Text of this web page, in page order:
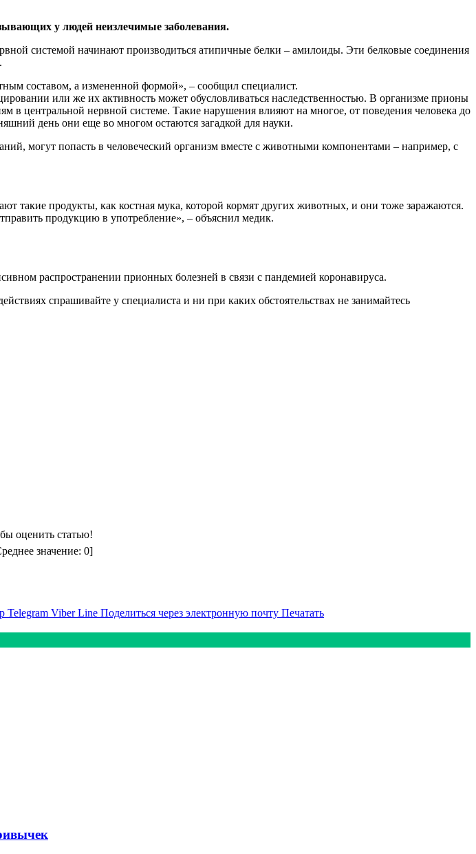
у людей неизлечимые заболевания.
системой начинают производиться атипичные белки – амилоиды. Эти белковые соединения
составом, а измененной формой», – сообщил специалист.
или же их активность может обусловливаться наследственностью. В организме прионы
в центральной нервной системе. Такие нарушения влияют на многое, от поведения человека до
день они еще во многом остаются загадкой для науки.
могут попасть в человеческий организм вместе с животными компонентами – например, с
продукты, как костная мука, которой кормят других животных, и они тоже заражаются.
продукцию в употребление», – объяснил медик.
распространении прионных болезней в связи с пандемией коронавируса.
спрашивайте у специалиста и ни при каких обстоятельствах не занимайтесь
оценить статью!
значение: 0]
Telegram Viber Line Поделиться через электронную почту Печатать